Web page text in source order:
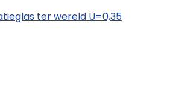
ter wereld U=0,35